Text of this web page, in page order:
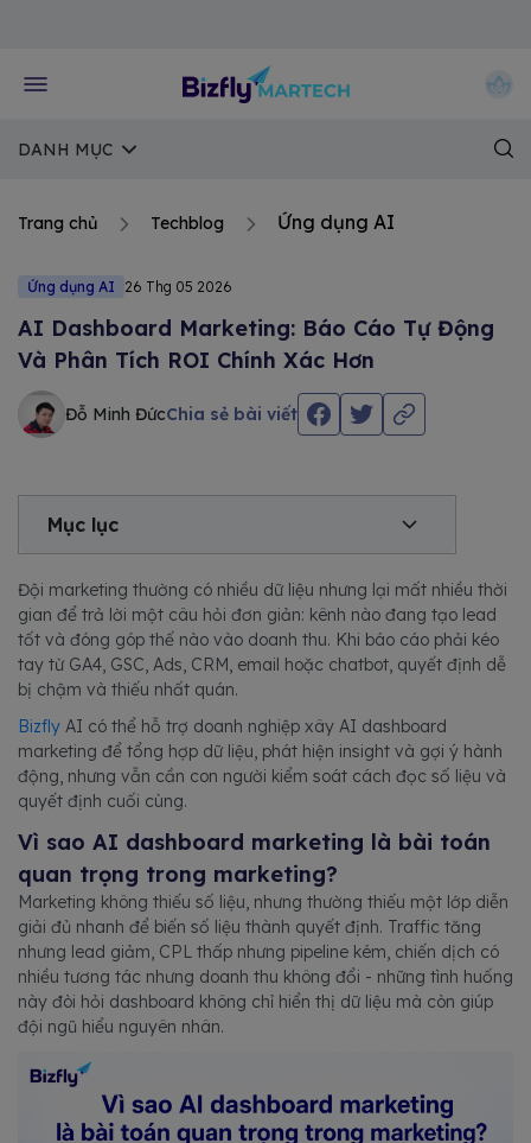
DANH MỤC
Trang chủ Techblog Ứng dụng AI
Ứng dụng AI 26 Thg 05 2026
AI Dashboard Marketing: Báo Cáo Tự Động
Và Phân Tích ROI Chính Xác Hơn
Đỗ Minh ĐứcChia sẻ bài viết
Mục lục
Đội marketing thường có nhiều dữ liệu nhưng lại mất nhiều thời
gian để trả lời một câu hỏi đơn giản: kênh nào đang tạo lead
tốt và đóng góp thế nào vào doanh thu. Khi báo cáo phải kéo
tay từ GA4, GSC, Ads, CRM, email hoặc chatbot, quyết định dễ
bị chậm và thiếu nhất quán.
Bizfly AI có thể hỗ trợ doanh nghiệp xây AI dashboard
marketing để tổng hợp dữ liệu, phát hiện insight và gợi ý hành
động, nhưng vẫn cần con người kiểm soát cách đọc số liệu và
quyết định cuối cùng.
Vì sao AI dashboard marketing là bài toán
quan trọng trong marketing?
Marketing không thiếu số liệu, nhưng thường thiếu một lớp diễn
giải đủ nhanh để biến số liệu thành quyết định. Traffic tăng
nhưng lead giảm, CPL thấp nhưng pipeline kém, chiến dịch có
nhiều tương tác nhưng doanh thu không đổi - những tình huống
này đòi hỏi dashboard không chỉ hiển thị dữ liệu mà còn giúp
đội ngũ hiểu nguyên nhân.